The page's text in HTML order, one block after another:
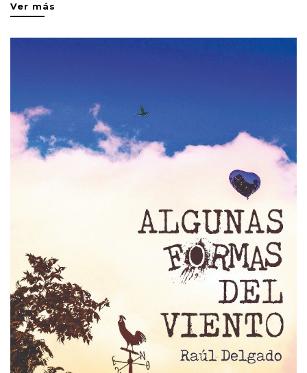
Ver más